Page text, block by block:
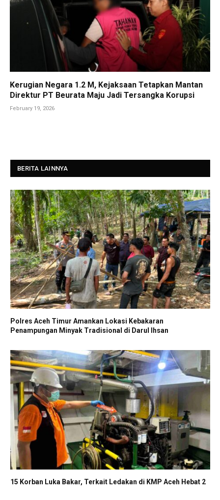
Kerugian Negara 1.2 M, Kejaksaan Tetapkan Mantan
Direktur PT Beurata Maju Jadi Tersangka Korupsi
February 19, 2026
BERITA LAINNYA
Polres Aceh Timur Amankan Lokasi Kebakaran
Penampungan Minyak Tradisional di Darul Ihsan
15 Korban Luka Bakar, Terkait Ledakan di KMP Aceh Hebat 2